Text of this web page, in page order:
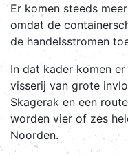
Er komen steeds
omdat de
de handelsstromen
In dat kader komen
visserij van grote
Skagerak en een
worden vier of zes
Noorden.